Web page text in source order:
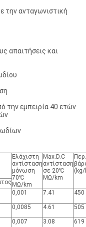
την ανταγωνιστική
απαιτήσεις και
την εμπειρία 40 ετών
Ελάχιστη
αντίσταση
μόνωση
70℃
MΩ/km
Max.D.C
αντίσταση
σε 20℃
MΩ/km
Περ.
0,001 7.41 450
0,0085 4.61 505
0,007 3.08 619